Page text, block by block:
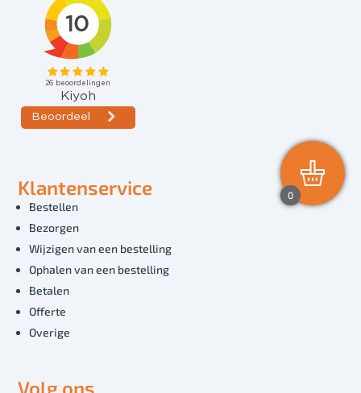
Klantenservice
Bestellen
Bezorgen
Wijzigen van een bestelling
Ophalen van een bestelling
Betalen
Offerte
Overige
Volg ons
0